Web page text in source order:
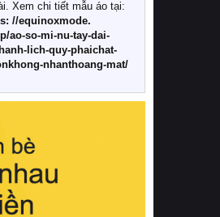
bộ chăn ga gối đệm
qua quy trình sản xuất
từ khâu chọn lọc nguyên
đến công nghệ dệt
đại không chứa hóa chất
cảm nhận rõ rệt sự khác
của phần đệm nâng đỡ
việc lựa chọn các dòng
chuẩn chất lượng quốc
Xem chi tiết mẫu áo tại:
//equinoxmode.
ao-so-mi-nu-tay-dai-
lich-quy-phaichat-
nhanthoang-mat/